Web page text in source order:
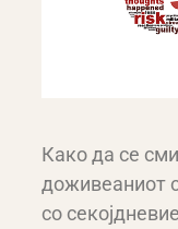
Како да се
доживеаниот
со